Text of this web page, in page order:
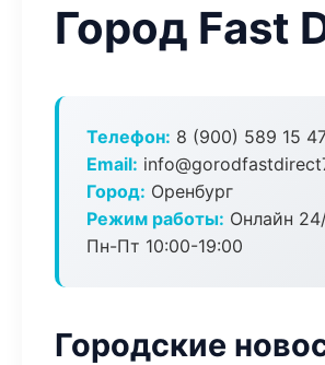
Город Fast
Телефон: 8 (900) 589 15
Email:
Город: Оренбург
Режим работы: Онлайн
Пн-Пт 10:00-19:00
Городские